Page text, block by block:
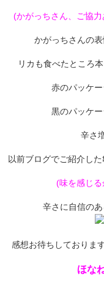
(かがっちさん、ご協
かがっちさんの
リカも食べたところ
赤のパッケ
黒のパッケ
辛さ
以前ブログでご紹介し
(味を感じ
辛さに自信の
感想お待ちしておりま
ほな